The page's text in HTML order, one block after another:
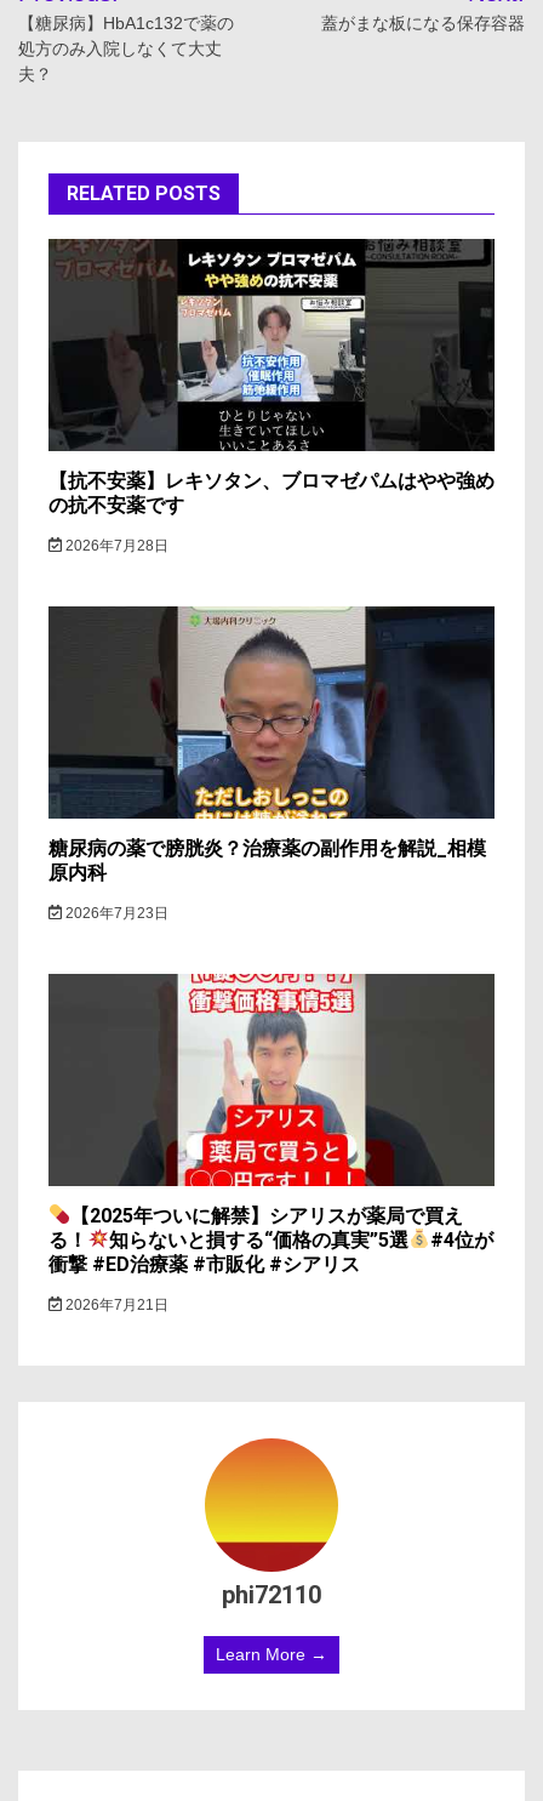
稿
ナ
ゲ
ー
シ
【糖尿病】HbA1c132で薬の
処方のみ入院しなくて大丈
夫？
蓋がまな板になる保存容器
RELATED POSTS
【抗不安薬】レキソタン、ブロマゼパムはやや強め
の抗不安薬です
2026年7月28日
糖尿病の薬で膀胱炎？治療薬の副作用を解説_相模
原内科
2026年7月23日
【2025年ついに解禁】シアリスが薬局で買え
る！
知らないと損する“価格の真実”5選
#4位が
衝撃 #ED治療薬 #市販化 #シアリス
2026年7月21日
phi72110
Learn More →